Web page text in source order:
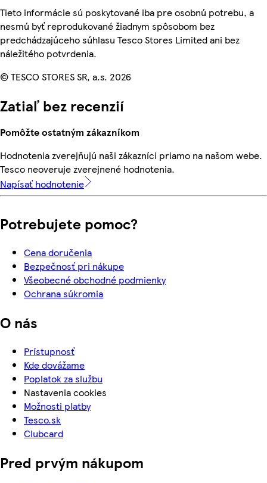
Tieto informácie sú poskytované iba pre osobnú potrebu, a
nesmú byť reprodukované žiadnym spôsobom bez
predchádzajúceho súhlasu Tesco Stores Limited ani bez
náležitého potvrdenia.
© TESCO STORES SR, a.s. 2026
Zatiaľ bez recenzií
Pomôžte ostatným zákazníkom
Hodnotenia zverejňujú naši zákazníci priamo na našom webe.
Tesco neoveruje zverejnené hodnotenia.
Napísať hodnotenie
Potrebujete pomoc?
Cena doručenia
Bezpečnosť pri nákupe
Všeobecné obchodné podmienky
Ochrana súkromia
O nás
Prístupnosť
Kde dovážame
Poplatok za službu
Nastavenia cookies
Možnosti platby
Tesco.sk
Clubcard
Pred prvým nákupom